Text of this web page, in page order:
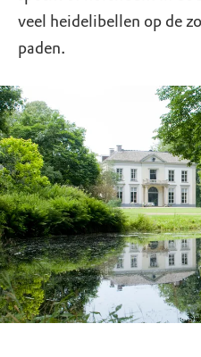
veel heidelibellen op de
paden.